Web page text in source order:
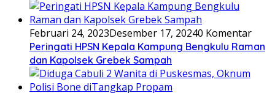
Februari 24, 2023Desember 17, 20240 Komentar
Peringati HPSN Kepala Kampung Bengkulu Raman
dan Kapolsek Grebek Sampah